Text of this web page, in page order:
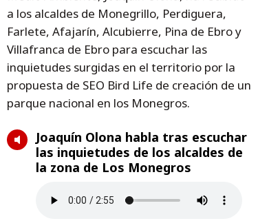
a los alcaldes de Monegrillo, Perdiguera,
Farlete, Afajarín, Alcubierre, Pina de Ebro y
Villafranca de Ebro para escuchar las
inquietudes surgidas en el territorio por la
propuesta de SEO Bird Life de creación de un
parque nacional en los Monegros.
Joaquín Olona habla tras escuchar
las inquietudes de los alcaldes de
la zona de Los Monegros